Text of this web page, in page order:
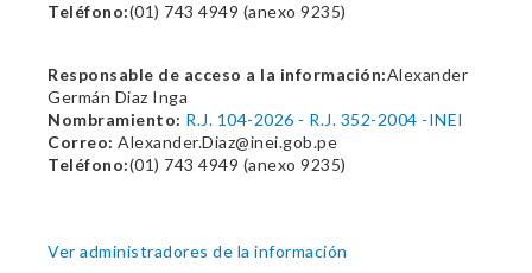
Teléfono:(01) 743 4949 (anexo 9235)
Responsable de acceso a la información:Alexander
Germán Diaz Inga
Nombramiento: R.J. 104-2026 - R.J. 352-2004 -INEI
Correo: Alexander.Diaz@inei.gob.pe
Teléfono:(01) 743 4949 (anexo 9235)
Ver administradores de la información